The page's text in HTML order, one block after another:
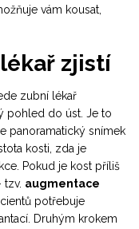
vám kousat,
zjistí
zubní lékař
pohled do úst. Je to
panoramatický snímek
kosti, zda je
Pokud je kost příliš
augmentace
potřebuje
Druhým krokem